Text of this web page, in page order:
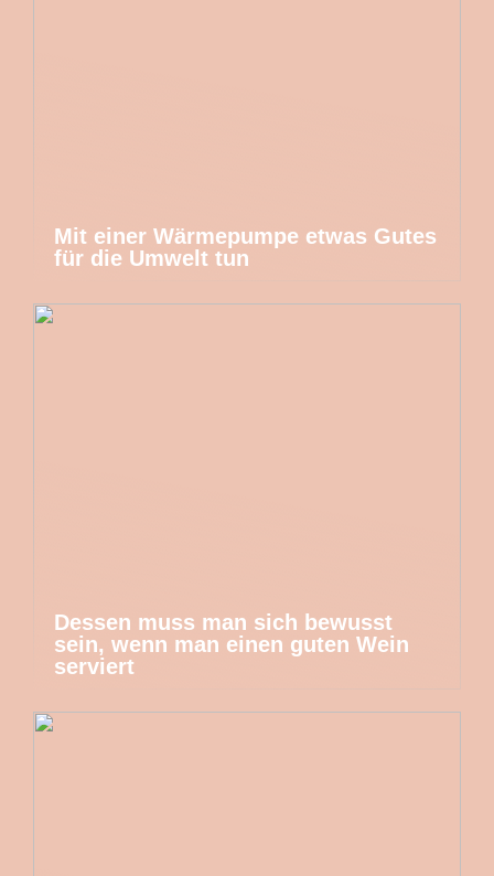
Mit einer Wärmepumpe etwas Gutes
für die Umwelt tun
Dessen muss man sich bewusst
sein, wenn man einen guten Wein
serviert